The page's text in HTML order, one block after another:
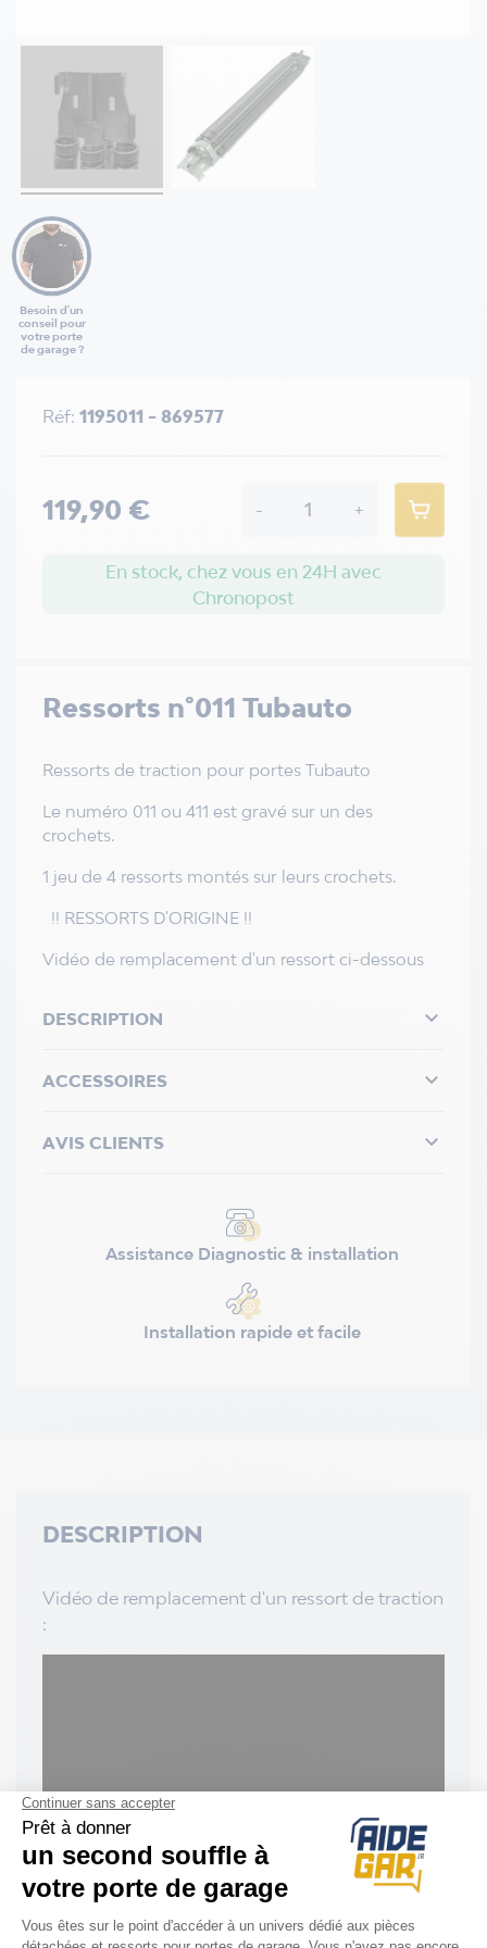
Besoin d'un
conseil pour
votre porte
de garage ?
Ressorts n°011 Tubauto
Ressorts de traction pour portes Tubauto
Le numéro 011 ou 411 est gravé sur un des
crochets.
1 jeu de 4 ressorts montés sur leurs crochets.
!! RESSORTS D'ORIGINE !!
Vidéo de remplacement d'un ressort ci-dessous
DESCRIPTION 
ACCESSOIRES 
AVIS CLIENTS 
Assistance Diagnostic & installation
Installation rapide et facile
Réf: 1195011 - 869577
119,90 € - +
En stock, chez vous en 24H avec
Chronopost
DESCRIPTION
Vidéo de remplacement d'un ressort de traction
: